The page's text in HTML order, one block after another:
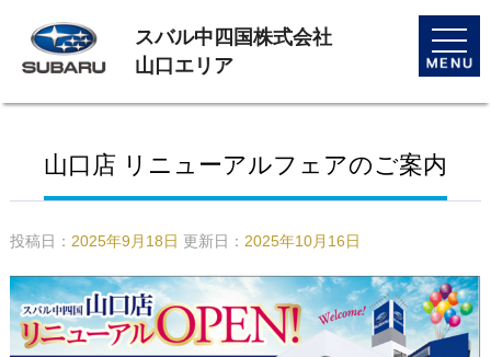
toggle
スバル中四国株式会社
山口エリア
山口店 リニューアルフェアのご案内
投稿日： 2025年9月18日 更新日： 2025年10月16日